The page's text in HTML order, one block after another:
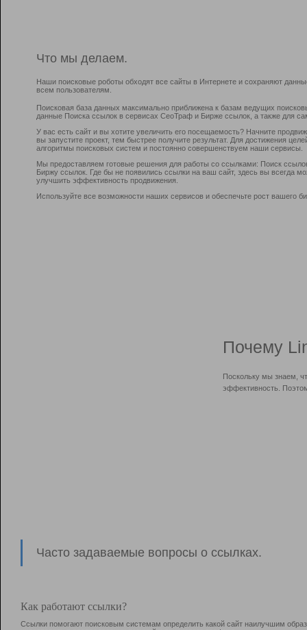
Что мы делаем.
Наши поисковые роботы обходят все сайты в Интернете и сохраняют
всем пользователям.
Поисковая база данных максимально приближена к базам ведущих
данные Поиска ссылок в сервисах СеоТраф и Бирже ссылок, а также для
У вас есть сайт и вы хотите увеличить его посещаемость? Начните
вы запустите проект, тем быстрее получите результат. Для достижения
алгоритмы поисковых систем и постоянно совершенствуем наши сервисы.
Мы предоставляем готовые решения для работы со ссылками: Поиск
Биржу ссылок. Где бы не появились ссылки на ваш сайт, здесь вы всегда
улучшить эффективность продвижения.
Используйте все возможности наших сервисов и обеспечьте рост вашего
Почему
Поскольку мы знаем,
эффективность.
Часто задаваемые вопросы о ссылках.
Как работают ссылки?
Ссылки помогают поисковым системам определить какой сайт наилучшим